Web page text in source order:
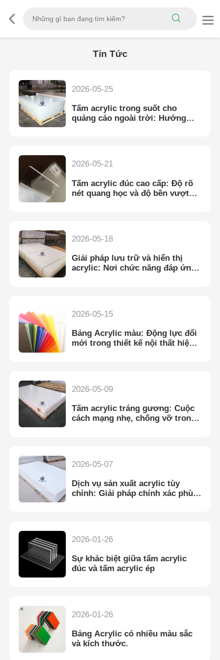
Tin Tức
2026-05-25
Tấm acrylic trong suốt cho
quảng cáo ngoài trời: Hướng
2026-05-21
Tấm acrylic đúc cao cấp: Độ rõ
nét quang học và độ bền vượt
2026-05-18
Giải pháp lưu trữ và hiển thị
acrylic: Nơi chức năng đáp ứng
2026-05-15
Bảng Acrylic màu: Động lực đổi
mới trong thiết kế nội thất hiện
2026-05-09
Tấm acrylic tráng gương: Cuộc
cách mạng nhẹ, chống vỡ trong
2026-05-07
Dịch vụ sản xuất acrylic tùy
chỉnh: Giải pháp chính xác phù
2026-01-26
Sự khác biệt giữa tấm acrylic
đúc và tấm acrylic ép
2026-01-26
Bảng Acrylic có nhiều màu sắc
và kích thước.